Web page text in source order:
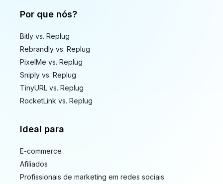
Por que nós?
Bitly vs. Replug
Rebrandly vs. Replug
PixelMe vs. Replug
Sniply vs. Replug
TinyURL vs. Replug
RocketLink vs. Replug
Ideal para
E-commerce
Afiliados
Profissionais de marketing em redes sociais